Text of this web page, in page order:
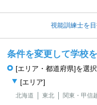
視能訓練士を
条件を変更して学校
[エリア・都道府県]を選
[エリア]
北海道 東北 関東・甲信